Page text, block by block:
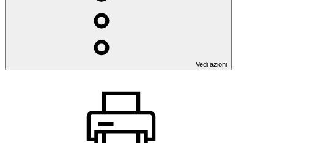
Vedi azioni